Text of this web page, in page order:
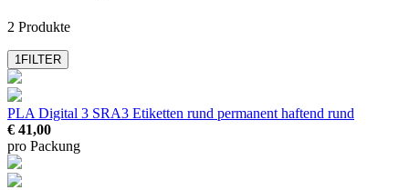
2 Produkte
1FILTER
PLA Digital 3 SRA3 Etiketten rund permanent haftend rund
€ 41,00
pro Packung